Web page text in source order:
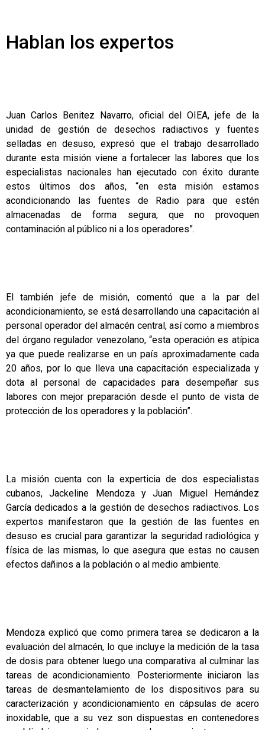
Hablan los expertos
Juan Carlos Benitez Navarro, oficial del OIEA, jefe de la
unidad de gestión de desechos radiactivos y fuentes
selladas en desuso, expresó que el trabajo desarrollado
durante esta misión viene a fortalecer las labores que los
especialistas nacionales han ejecutado con éxito durante
estos últimos dos años, “en esta misión estamos
acondicionando las fuentes de Radio para que estén
almacenadas de forma segura, que no provoquen
contaminación al público ni a los operadores”.
El también jefe de misión, comentó que a la par del
acondicionamiento, se está desarrollando una capacitación al
personal operador del almacén central, así como a miembros
del órgano regulador venezolano, “esta operación es atípica
ya que puede realizarse en un país aproximadamente cada
20 años, por lo que lleva una capacitación especializada y
dota al personal de capacidades para desempeñar sus
labores con mejor preparación desde el punto de vista de
protección de los operadores y la población”.
La misión cuenta con la experticia de dos especialistas
cubanos, Jackeline Mendoza y Juan Miguel Hernández
García dedicados a la gestión de desechos radiactivos. Los
expertos manifestaron que la gestión de las fuentes en
desuso es crucial para garantizar la seguridad radiológica y
física de las mismas, lo que asegura que estas no causen
efectos dañinos a la población o al medio ambiente.
Mendoza explicó que como primera tarea se dedicaron a la
evaluación del almacén, lo que incluye la medición de la tasa
de dosis para obtener luego una comparativa al culminar las
tareas de acondicionamiento. Posteriormente iniciaron las
tareas de desmantelamiento de los dispositivos para su
caracterización y acondicionamiento en cápsulas de acero
inoxidable, que a su vez son dispuestas en contenedores